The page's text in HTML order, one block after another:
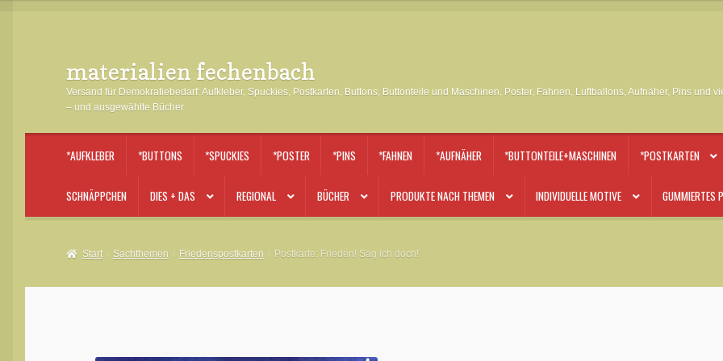
Navigation
springen
Inhalt
springen
materialien fechenbach
Versand für Demokratiebedarf: Aufkleber, Spuckies, Postkarten, Buttons, Buttonteile und Maschinen, Poster, Fahnen, Luftballons, Aufnäher, Pins und
– und ausgewählte Bücher
*AUFKLEBER *BUTTONS *SPUCKIES *POSTER *PINS *FAHNEN *AUFNÄHER *BUTTONTEILE+MASCHINEN *POSTKARTEN
SCHNÄPPCHEN DIES + DAS REGIONAL BÜCHER PRODUKTE NACH THEMEN INDIVIDUELLE MOTIVE GUMMIERTES
Start Sachthemen Friedenspostkarten Postkarte: Frieden! Sag ich doch!